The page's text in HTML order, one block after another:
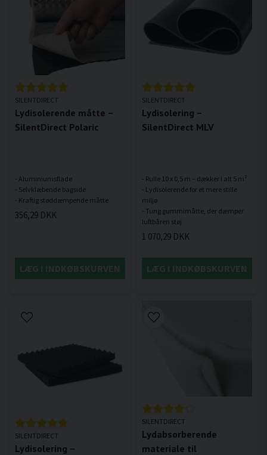
SILENTDIRECT
Lydisolerende måtte –
SilentDirect Polaric
- Aluminiumsflade
- Selvklæbende bagside
356,29 DKK
LÆG I INDKØBSKURVEN
SILENTDIRECT
Lydisolering –
SilentDirect MLV
- Rulle 10 x 0,5 m – dækker i alt 5 m²
- Lydisolerende for et mere stille
miljø
- Tung gummimåtte, der dæmper
1 070,29 DKK
LÆG I INDKØBSKURVEN
SILENTDIRECT
Lydisolering –
SILENTDIRECT
Lydabsorberende
materiale til